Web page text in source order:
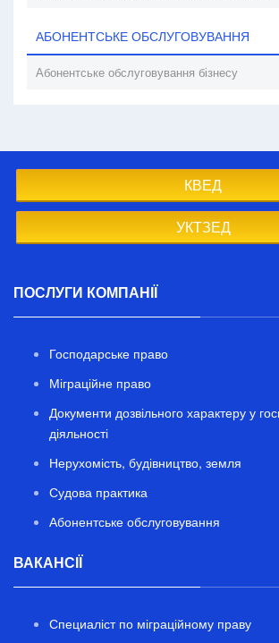
АБОНЕНТСЬКЕ ОБСЛУГОВУВАННЯ
Абонентське обслуговування бізнесу
КВЕД
УКТЗЕД
ПОСЛУГИ КОМПАНІЇ
Господарське право
Міграційне право
Документи дозвільного характеру у
діяльності
Нерухомість, будівництво, земля
Судова практика
Абонентське обслуговування
ВАКАНСІЇ
Специаліст по міграційному праву